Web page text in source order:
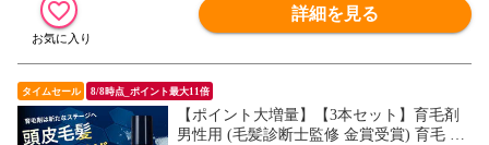
詳細を見る
タイムセール 8/8時点_ポイント最大11倍
【ポイント大増量】【3本セット】育毛剤
男性用 (毛髪診断士監修 金賞受賞) 育毛 メ